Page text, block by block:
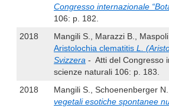
Congresso internazionale
106: p. 182.
2018
Mangili S., Marazzi B.,
Aristolochia clematitis L.
Svizzera - Atti del Congresso
scienze naturali 106: p. 183.
2018
Mangili S., Schoenenberger
vegetali esotiche spontanee